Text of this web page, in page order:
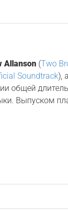
Allanson (Two
Soundtrack),
общей
Выпуском